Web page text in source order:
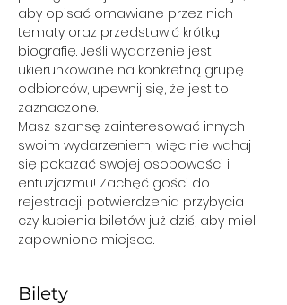
aby opisać omawiane przez nich
tematy oraz przedstawić krótką
biografię. Jeśli wydarzenie jest
ukierunkowane na konkretną grupę
odbiorców, upewnij się, że jest to
Masz szansę zainteresować innych
swoim wydarzeniem, więc nie wahaj
się pokazać swojej osobowości i
entuzjazmu! Zachęć gości do
rejestracji, potwierdzenia przybycia
czy kupienia biletów już dziś, aby mieli
zapewnione miejsce.
Bilety